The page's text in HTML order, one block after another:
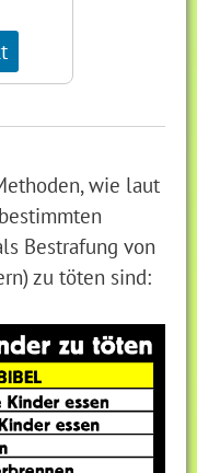
wie laut
Bestrafung von
zu töten sind: